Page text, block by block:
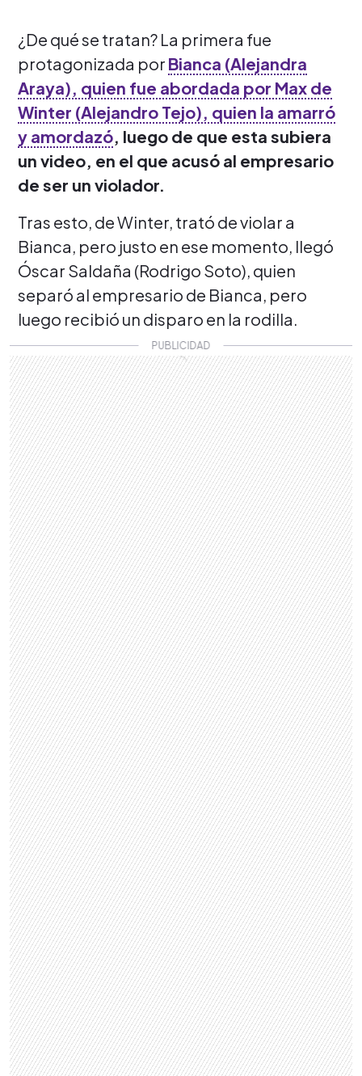
¿De qué se tratan? La primera fue
protagonizada por Bianca (Alejandra
Araya), quien fue abordada por Max de
Winter (Alejandro Tejo), quien la amarró
y amordazó, luego de que esta subiera
un video, en el que acusó al empresario
de ser un violador.
Tras esto, de Winter, trató de violar a
Bianca, pero justo en ese momento, llegó
Óscar Saldaña (Rodrigo Soto), quien
separó al empresario de Bianca, pero
luego recibió un disparo en la rodilla.